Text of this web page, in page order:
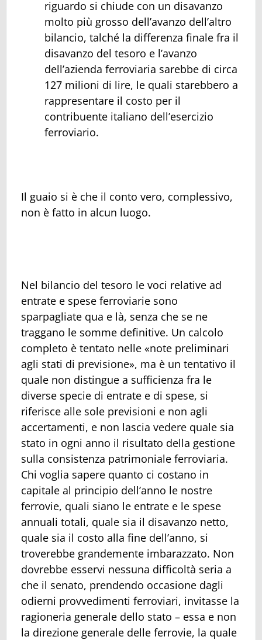
riguardo si chiude con un disavanzo
molto più grosso dell’avanzo dell’altro
bilancio, talché la differenza finale fra il
disavanzo del tesoro e l’avanzo
dell’azienda ferroviaria sarebbe di circa
127 milioni di lire, le quali starebbero a
rappresentare il costo per il
contribuente italiano dell’esercizio
ferroviario.
Il guaio si è che il conto vero, complessivo,
non è fatto in alcun luogo.
Nel bilancio del tesoro le voci relative ad
entrate e spese ferroviarie sono
sparpagliate qua e là, senza che se ne
traggano le somme definitive. Un calcolo
completo è tentato nelle «note preliminari
agli stati di previsione», ma è un tentativo il
quale non distingue a sufficienza fra le
diverse specie di entrate e di spese, si
riferisce alle sole previsioni e non agli
accertamenti, e non lascia vedere quale sia
stato in ogni anno il risultato della gestione
sulla consistenza patrimoniale ferroviaria.
Chi voglia sapere quanto ci costano in
capitale al principio dell’anno le nostre
ferrovie, quali siano le entrate e le spese
annuali totali, quale sia il disavanzo netto,
quale sia il costo alla fine dell’anno, si
troverebbe grandemente imbarazzato. Non
dovrebbe esservi nessuna difficoltà seria a
che il senato, prendendo occasione dagli
odierni provvedimenti ferroviari, invitasse la
ragioneria generale dello stato – essa e non
la direzione generale delle ferrovie, la quale